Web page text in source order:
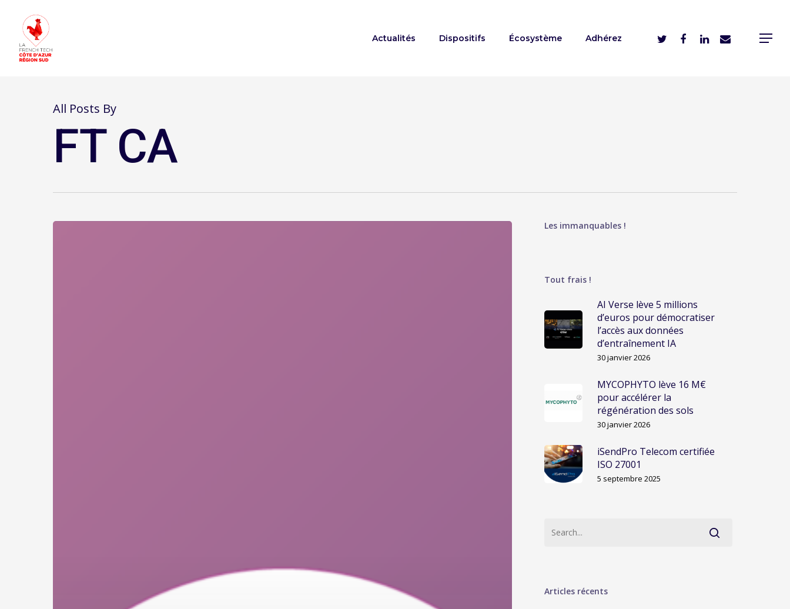
Actualités Dispositifs Écosystème Adhérez
All Posts By
FT CA
Les immanquables !
Tout frais !
AI Verse lève 5 millions
d’euros pour démocratiser
l’accès aux données
d’entraînement IA
30 janvier 2026
MYCOPHYTO lève 16 M€
pour accélérer la
régénération des sols
30 janvier 2026
iSendPro Telecom certifiée
ISO 27001
5 septembre 2025
Articles récents